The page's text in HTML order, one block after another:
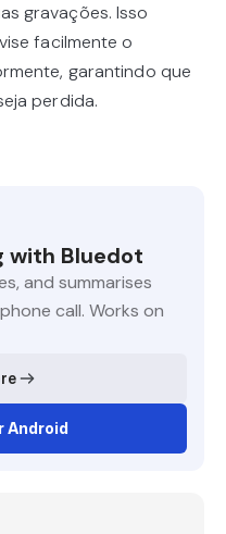
gravações. Isso
facilmente o
garantindo que
perdida.
with Bluedot
and summarises
call. Works on
Android